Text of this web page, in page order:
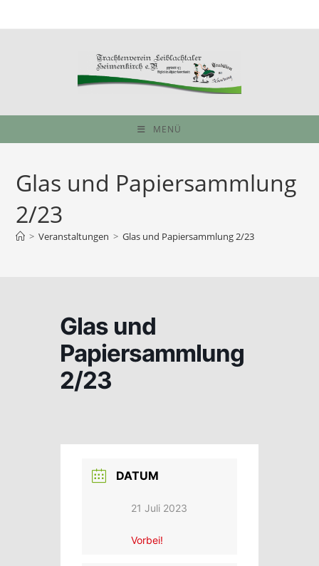
Inhalt
MENÜ
Glas und Papiersammlung
2/23
> Veranstaltungen > Glas und Papiersammlung 2/23
Glas und
Papiersammlung
2/23
DATUM
21 Juli 2023
Vorbei!